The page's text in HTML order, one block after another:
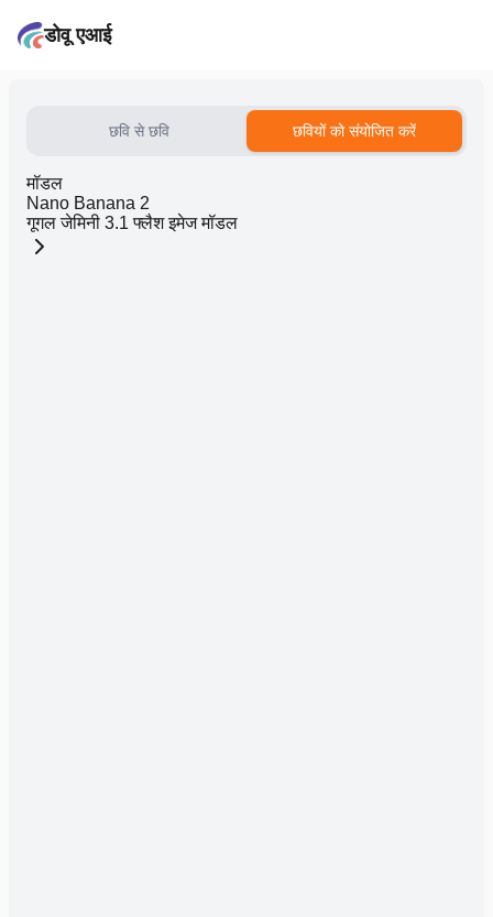
डोवू एआई
छवि से छवि छवियों को संयोजित करें
मॉडल
Nano Banana 2
गूगल जेमिनी 3.1 फ्लैश इमेज मॉडल